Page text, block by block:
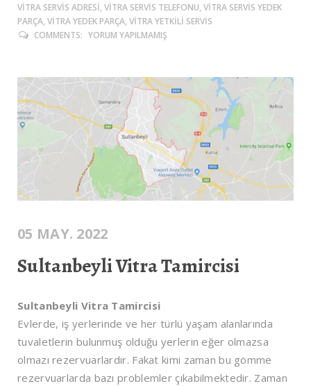
VITRA SERVIS ADRESI, VITRA SERVIS TELEFONU, VITRA SERVIS YEDEK
PARÇA, VITRA YEDEK PARÇA, VITRA YETKILI SERVIS
COMMENTS: YORUM YAPILMAMIŞ
05 MAY. 2022
Sultanbeyli Vitra Tamircisi
Sultanbeyli Vitra Tamircisi
Evlerde, iş yerlerinde ve her türlü yaşam alanlarında
tuvaletlerin bulunmuş olduğu yerlerin eğer olmazsa
olmazı rezervuarlardır. Fakat kimi zaman bu gömme
rezervuarlarda bazı problemler çıkabilmektedir. Zaman